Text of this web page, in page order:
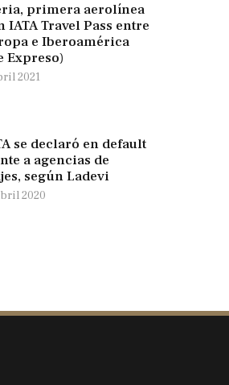
primera aerolínea
IATA Travel Pass entre
e Iberoamérica
Expreso)
2021
se declaró en default
a agencias de
según Ladevi
2020